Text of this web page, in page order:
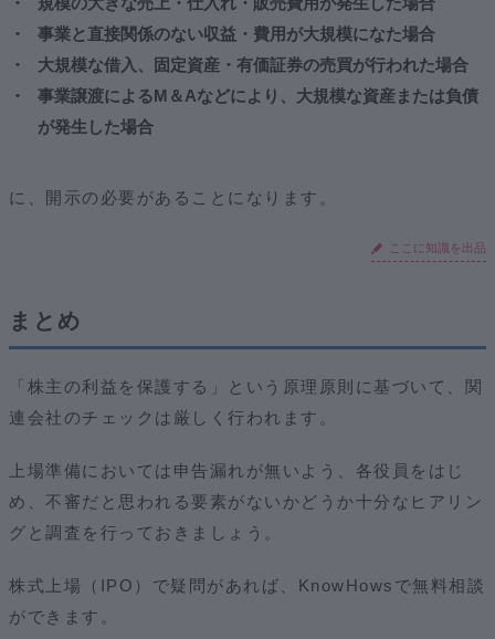
事業と直接関係のない収益・費用が大規模になた場合
大規模な借入、固定資産・有価証券の売買が行われた場合
事業譲渡によるM＆Aなどにより、大規模な資産または負債
が発生した場合
に、開示の必要があることになります。
ここに知識を出品
まとめ
「株主の利益を保護する」という原理原則に基づいて、関
連会社のチェックは厳しく行われます。
上場準備においては申告漏れが無いよう、各役員をはじ
め、不審だと思われる要素がないかどうか十分なヒアリン
グと調査を行っておきましょう。
株式上場（IPO）で疑問があれば、KnowHowsで無料相談
ができます。